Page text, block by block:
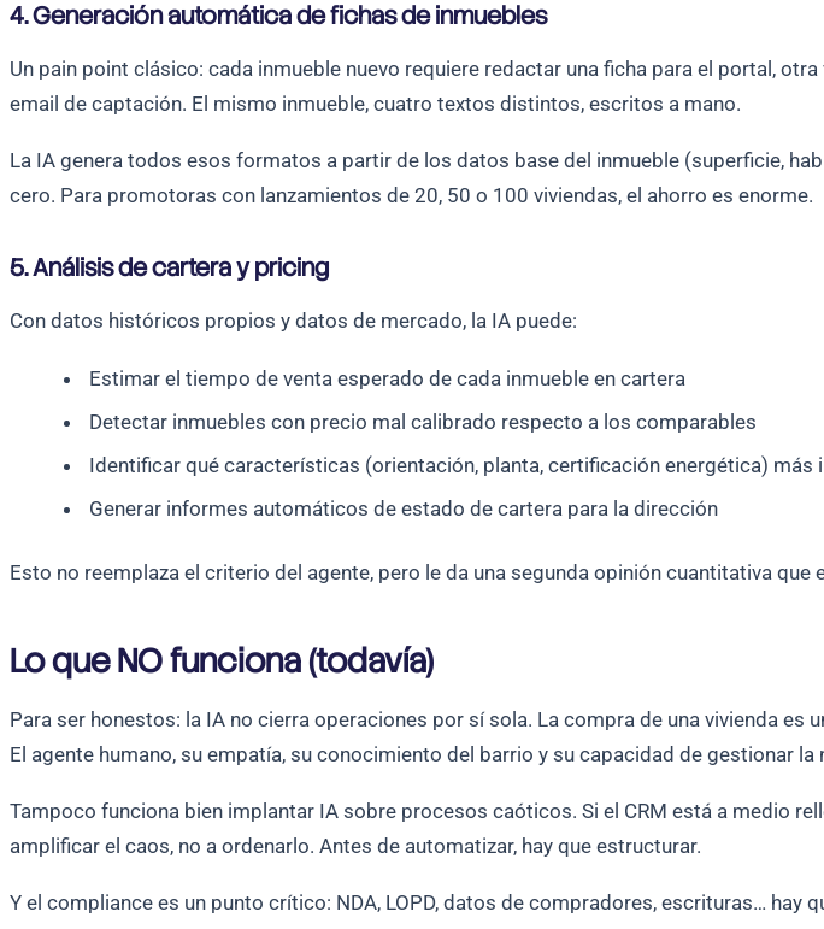
4. Generación automática de fichas de inmuebles
Un pain point clásico: cada inmueble nuevo requiere redactar una ficha para el portal,
email de captación. El mismo inmueble, cuatro textos distintos, escritos a mano.
La IA genera todos esos formatos a partir de los datos base del inmueble (superficie,
cero. Para promotoras con lanzamientos de 20, 50 o 100 viviendas, el ahorro es enorme.
5. Análisis de cartera y pricing
Con datos históricos propios y datos de mercado, la IA puede:
Estimar el tiempo de venta esperado de cada inmueble en cartera
Detectar inmuebles con precio mal calibrado respecto a los comparables
Identificar qué características (orientación, planta, certificación energética) más
Generar informes automáticos de estado de cartera para la dirección
Esto no reemplaza el criterio del agente, pero le da una segunda opinión cuantitativa que
Lo que NO funciona (todavía)
Para ser honestos: la IA no cierra operaciones por sí sola. La compra de una vivienda
El agente humano, su empatía, su conocimiento del barrio y su capacidad de gestionar
Tampoco funciona bien implantar IA sobre procesos caóticos. Si el CRM está a medio
amplificar el caos, no a ordenarlo. Antes de automatizar, hay que estructurar.
Y el compliance es un punto crítico: NDA, LOPD, datos de compradores, escrituras…